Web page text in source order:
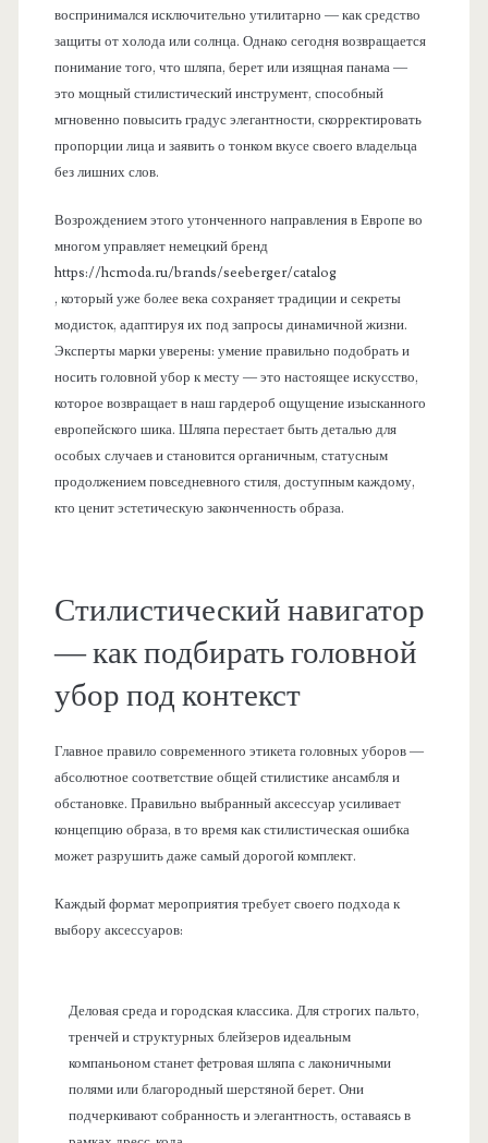
воспринимался исключительно утилитарно — как средство
защиты от холода или солнца. Однако сегодня возвращается
понимание того, что шляпа, берет или изящная панама —
это мощный стилистический инструмент, способный
мгновенно повысить градус элегантности, скорректировать
пропорции лица и заявить о тонком вкусе своего владельца
без лишних слов.
Возрождением этого утонченного направления в Европе во
многом управляет немецкий бренд
https://hcmoda.ru/brands/seeberger/catalog
, который уже более века сохраняет традиции и секреты
модисток, адаптируя их под запросы динамичной жизни.
Эксперты марки уверены: умение правильно подобрать и
носить головной убор к месту — это настоящее искусство,
которое возвращает в наш гардероб ощущение изысканного
европейского шика. Шляпа перестает быть деталью для
особых случаев и становится органичным, статусным
продолжением повседневного стиля, доступным каждому,
кто ценит эстетическую законченность образа.
Стилистический навигатор
— как подбирать головной
убор под контекст
Главное правило современного этикета головных уборов —
абсолютное соответствие общей стилистике ансамбля и
обстановке. Правильно выбранный аксессуар усиливает
концепцию образа, в то время как стилистическая ошибка
может разрушить даже самый дорогой комплект.
Каждый формат мероприятия требует своего подхода к
выбору аксессуаров:
Деловая среда и городская классика. Для строгих пальто,
тренчей и структурных блейзеров идеальным
компаньоном станет фетровая шляпа с лаконичными
полями или благородный шерстяной берет. Они
подчеркивают собранность и элегантность, оставаясь в